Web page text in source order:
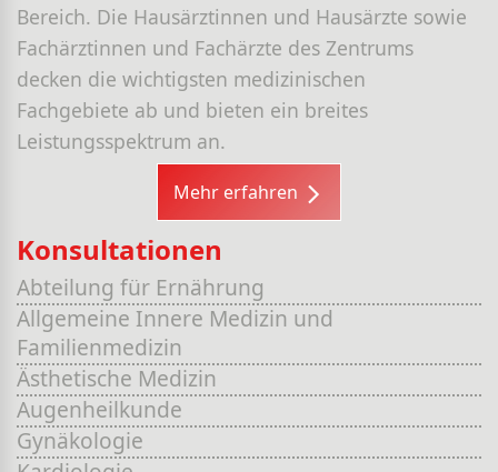
Bereich. Die Hausärztinnen und Hausärzte sowie
Fachärztinnen und Fachärzte des Zentrums
decken die wichtigsten medizinischen
Fachgebiete ab und bieten ein breites
Leistungsspektrum an.
Mehr erfahren
Konsultationen
Abteilung für Ernährung
Allgemeine Innere Medizin und
Familienmedizin
Ästhetische Medizin
Augenheilkunde
Gynäkologie